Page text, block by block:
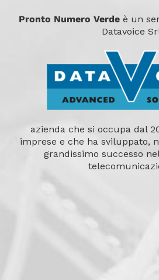
Pronto Numero Verdeè un
Datavoice
azienda che si occupa dal
imprese e che ha sviluppato,
grandissimo successo